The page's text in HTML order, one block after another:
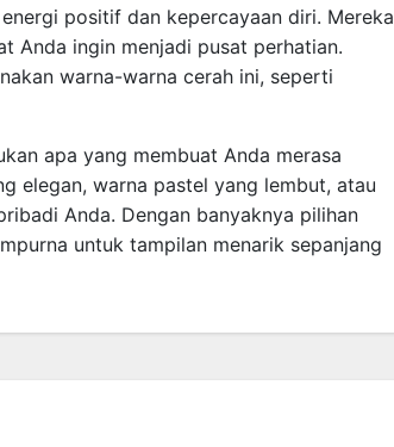
positif dan kepercayaan diri. Mereka
Anda ingin menjadi pusat perhatian.
warna-warna cerah ini, seperti
apa yang membuat Anda merasa
elegan, warna pastel yang lembut, atau
Anda. Dengan banyaknya pilihan
untuk tampilan menarik sepanjang